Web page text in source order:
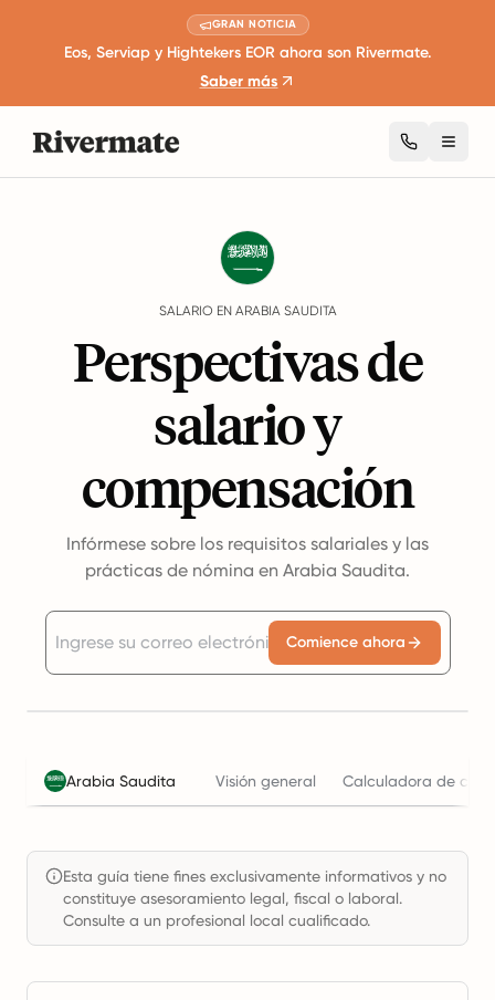
GRAN NOTICIA
Eos, Serviap y Hightekers EOR ahora son Rivermate.
Saber más
SALARIO EN ARABIA SAUDITA
Perspectivas de
salario y
compensación
Infórmese sobre los requisitos salariales y las
prácticas de nómina en Arabia Saudita.
Comience ahora
Arabia Saudita Visión general Calculadora de
Esta guía tiene fines exclusivamente informativos y no
constituye asesoramiento legal, fiscal o laboral.
Consulte a un profesional local cualificado.